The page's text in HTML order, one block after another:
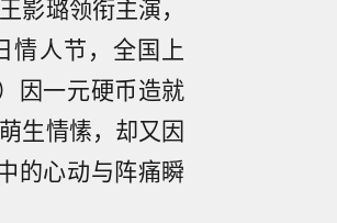
影璐领衔主演，
情人节，全国上
因一元硬币造就
生情愫，却又因
的心动与阵痛瞬